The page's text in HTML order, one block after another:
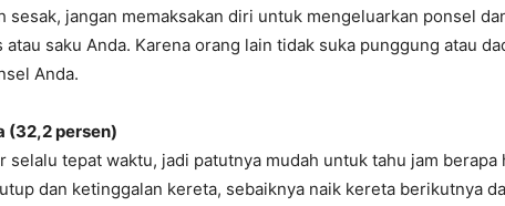
sesak, jangan memaksakan diri untuk mengeluarkan ponsel
atau saku Anda. Karena orang lain tidak suka punggung atau
Anda.
(32,2 persen)
selalu tepat waktu, jadi patutnya mudah untuk tahu jam berapa
dan ketinggalan kereta, sebaiknya naik kereta berikutnya